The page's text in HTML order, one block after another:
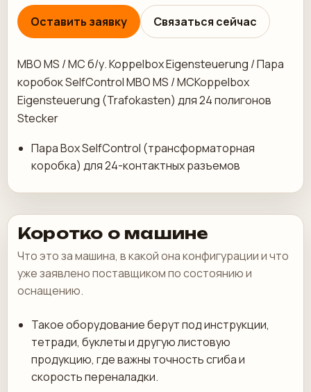
Оставить заявку
Связаться сейчас
MBO MS / MC б/у. Koppelbox Eigensteuerung / Пара
коробок SelfControl MBO MS / MCKoppelbox
Eigensteuerung (Trafokasten) для 24 полигонов
Stecker
Пара Box SelfControl (трансформаторная
коробка) для 24-контактных разъемов
Коротко о машине
Что это за машина, в какой она конфигурации и что
уже заявлено поставщиком по состоянию и
оснащению.
Такое оборудование берут под инструкции,
тетради, буклеты и другую листовую
продукцию, где важны точность сгиба и
скорость переналадки.